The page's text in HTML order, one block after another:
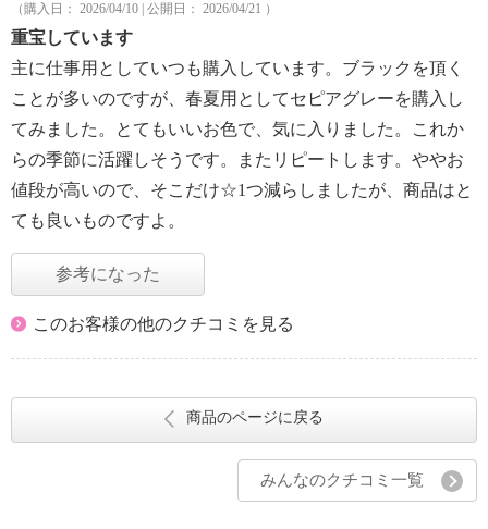
（購入日： 2026/04/10 | 公開日： 2026/04/21 ）
重宝しています
主に仕事用としていつも購入しています。ブラックを頂く
ことが多いのですが、春夏用としてセピアグレーを購入し
てみました。とてもいいお色で、気に入りました。これか
らの季節に活躍しそうです。またリピートします。ややお
値段が高いので、そこだけ☆1つ減らしましたが、商品はと
ても良いものですよ。
参考になった
このお客様の他のクチコミを見る
商品のページに戻る
みんなのクチコミ一覧